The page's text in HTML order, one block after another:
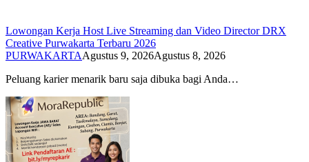
Lowongan Kerja Host Live Streaming dan Video Director DRX
Creative Purwakarta Terbaru 2026
PURWAKARTAAgustus 9, 2026Agustus 8, 2026
Peluang karier menarik baru saja dibuka bagi Anda…